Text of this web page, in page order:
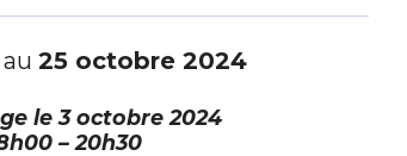
au 25 octobre 2024
le3 octobre 2024
– 20h30